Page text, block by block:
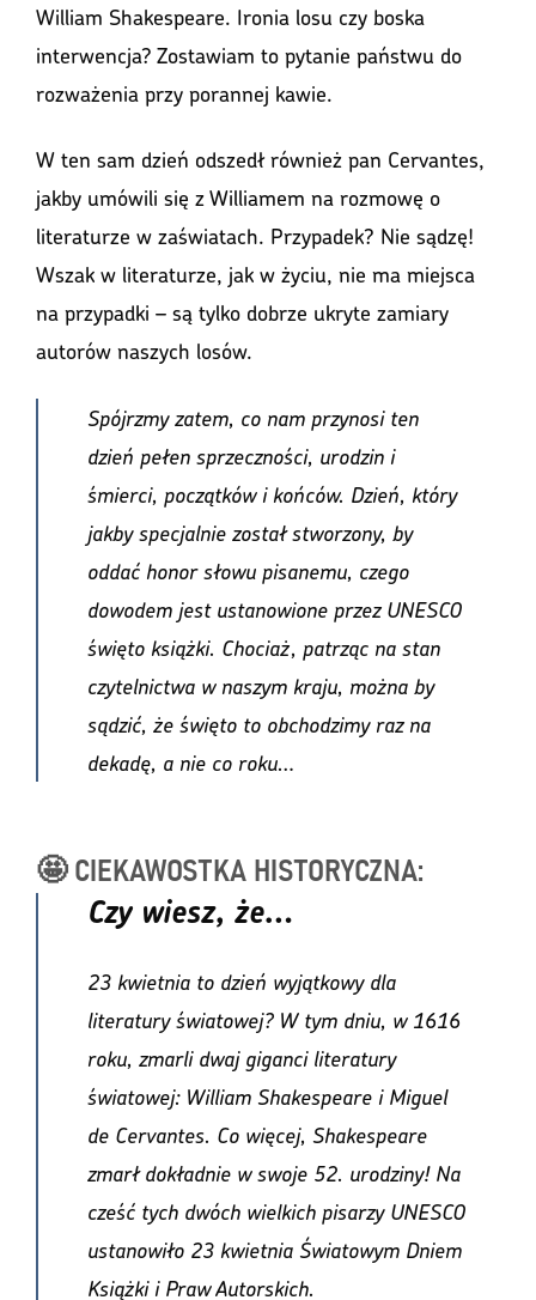
William Shakespeare. Ironia losu czy boska
interwencja? Zostawiam to pytanie państwu do
rozważenia przy porannej kawie.
W ten sam dzień odszedł również pan Cervantes,
jakby umówili się z Williamem na rozmowę o
literaturze w zaświatach. Przypadek? Nie sądzę!
Wszak w literaturze, jak w życiu, nie ma miejsca
na przypadki – są tylko dobrze ukryte zamiary
autorów naszych losów.
Spójrzmy zatem, co nam przynosi ten
dzień pełen sprzeczności, urodzin i
śmierci, początków i końców. Dzień, który
jakby specjalnie został stworzony, by
oddać honor słowu pisanemu, czego
dowodem jest ustanowione przez UNESCO
święto książki. Chociaż, patrząc na stan
czytelnictwa w naszym kraju, można by
sądzić, że święto to obchodzimy raz na
dekadę, a nie co roku…
🤩 CIEKAWOSTKA HISTORYCZNA:
Czy wiesz, że…
23 kwietnia to dzień wyjątkowy dla
literatury światowej? W tym dniu, w 1616
roku, zmarli dwaj giganci literatury
światowej: William Shakespeare i Miguel
de Cervantes. Co więcej, Shakespeare
zmarł dokładnie w swoje 52. urodziny! Na
cześć tych dwóch wielkich pisarzy UNESCO
ustanowiło 23 kwietnia Światowym Dniem
Książki i Praw Autorskich.